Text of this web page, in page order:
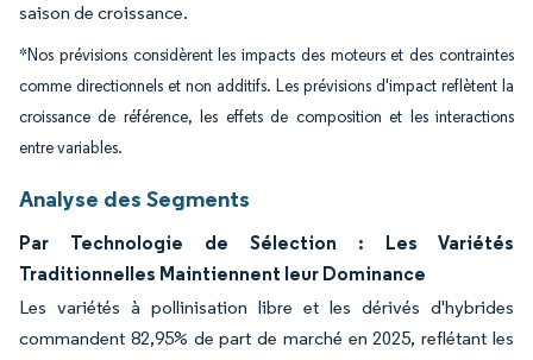
saison de croissance.
*Nos prévisions considèrent les impacts des moteurs et des contraintes
comme directionnels et non additifs. Les prévisions d'impact reflètent la
croissance de référence, les effets de composition et les interactions
entre variables.
Analyse des Segments
Par Technologie de Sélection : Les Variétés
Traditionnelles Maintiennent leur Dominance
Les variétés à pollinisation libre et les dérivés d'hybrides
commandent 82,95% de part de marché en 2025, reflétant les